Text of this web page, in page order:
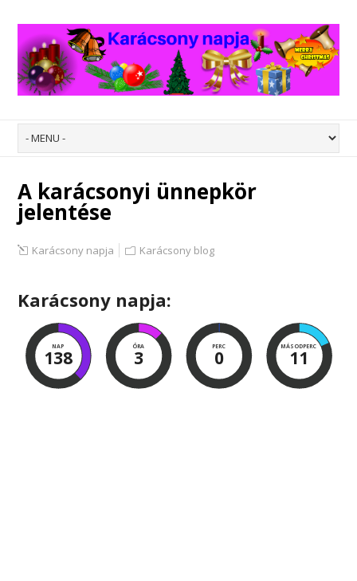
A karácsonyi ünnepkör
jelentése
Karácsony napja Karácsony blog
Karácsony napja:
NAP
138
ÓRA
3
PERC
0
MÁSODPERC
9